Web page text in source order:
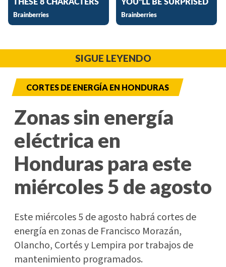
SIGUE LEYENDO
CORTES DE ENERGÍA EN HONDURAS
Zonas sin energía
eléctrica en
Honduras para este
miércoles 5 de agosto
Este miércoles 5 de agosto habrá cortes de
energía en zonas de Francisco Morazán,
Olancho, Cortés y Lempira por trabajos de
mantenimiento programados.